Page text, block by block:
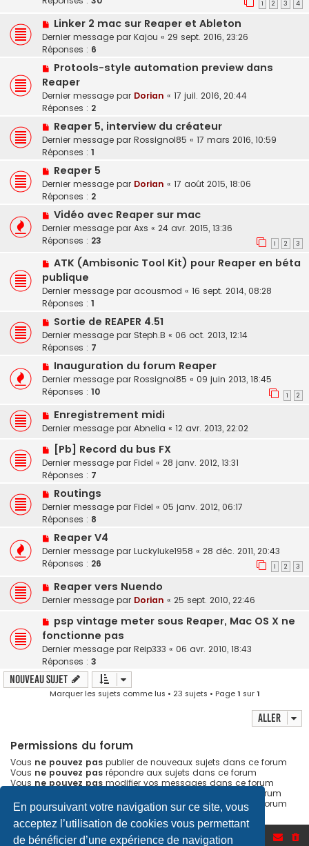
En poursuivant votre navigation sur ce site, vous
acceptez l’utilisation de cookies vous permettant
de bénéficier d’une expérience de navigation
1 2 3 4
Linker 2 mac sur Reaper et Ableton
Dernier message par Kajou « 29 sept. 2016, 23:26
Réponses : 6
Protools-style automation preview dans
Reaper
Dernier message par Dorian « 17 juil. 2016, 20:44
Réponses : 2
Reaper 5, interview du créateur
Dernier message par Rossignol85 « 17 mars 2016, 10:59
Réponses : 1
Reaper 5
Dernier message par Dorian « 17 août 2015, 18:06
Réponses : 2
Vidéo avec Reaper sur mac
Dernier message par Axs « 24 avr. 2015, 13:36
Réponses : 23 1 2 3
ATK (Ambisonic Tool Kit) pour Reaper en béta
publique
Dernier message par acousmod « 16 sept. 2014, 08:28
Réponses : 1
Sortie de REAPER 4.51
Dernier message par Steph.B « 06 oct. 2013, 12:14
Réponses : 7
Inauguration du forum Reaper
Dernier message par Rossignol85 « 09 juin 2013, 18:45
Réponses : 10 1 2
Enregistrement midi
Dernier message par Abnelia « 12 avr. 2013, 22:02
[Pb] Record du bus FX
Dernier message par Fidel « 28 janv. 2012, 13:31
Réponses : 7
Routings
Dernier message par Fidel « 05 janv. 2012, 06:17
Réponses : 8
Reaper V4
Dernier message par Luckyluke1958 « 28 déc. 2011, 20:43
Réponses : 26 1 2 3
Reaper vers Nuendo
Dernier message par Dorian « 25 sept. 2010, 22:46
psp vintage meter sous Reaper, Mac OS X ne
fonctionne pas
Dernier message par Reip333 « 06 avr. 2010, 18:43
Réponses : 3
Nouveau sujet
Marquer les sujets comme lus • 23 sujets • Page1 sur1
Aller
Permissions du forum
Vous ne pouvez pas publier de nouveaux sujets dans ce forum
Vous ne pouvez pas répondre aux sujets dans ce forum
Vous ne pouvez pas modifier vos messages dans ce forum
supprimer vos messages dans ce forum
Vousne pouvez pastransférer de pièces jointes dans ce forum
Accueil du forum